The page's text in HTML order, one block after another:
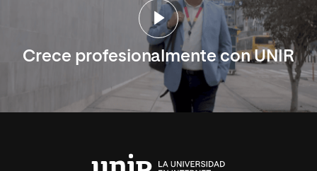
Crece profesionalmente con UNIR